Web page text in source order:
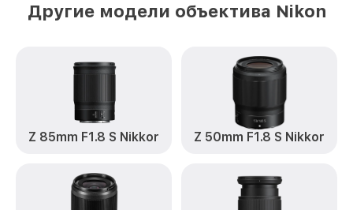
Замена электронной платы 28mm f/1.8G
Замена узла диафрагмы 28mm f/1.8G
AF-S Nikkor Nikon
от 1200₽
Замена мотора 28mm f/1.8G AF-S Nikkor
от 1800₽
Замена корпуса 28mm f/1.8G AF-S
Nikkor Nikon
от 400₽
Другие модели объектива Nikon
Z 85mm F1.8 S Nikkor Z 50mm F1.8 S Nikkor